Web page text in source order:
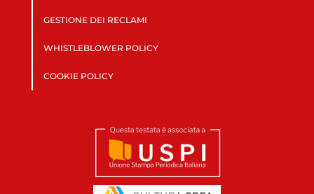
GESTIONE DEI RECLAMI
WHISTLEBLOWER POLICY
COOKIE POLICY